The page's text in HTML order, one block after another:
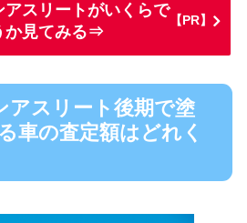
スリートがいくらで
か見てみる⇒
【PR】
アスリート後期で塗
車の査定額はどれく